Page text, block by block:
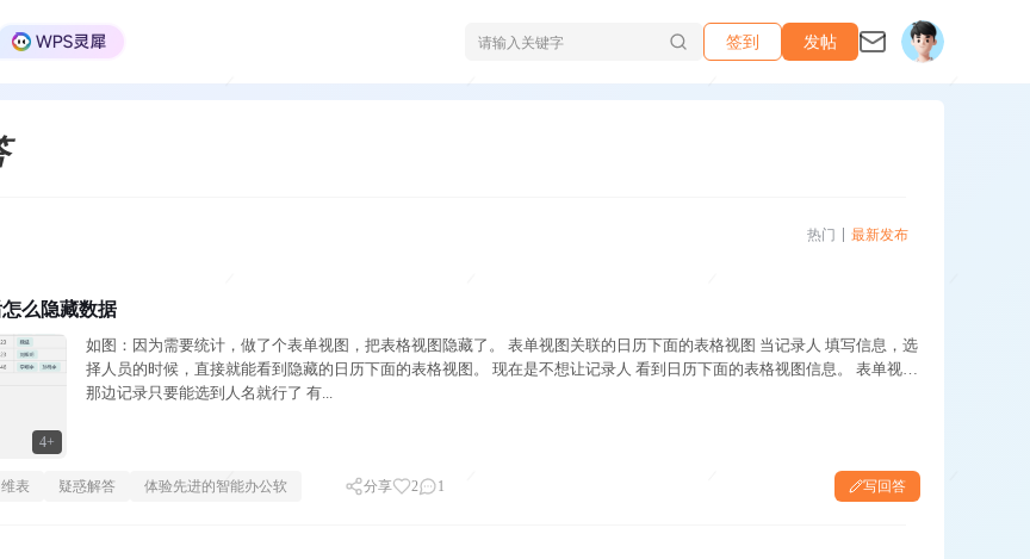
签到 发帖
热门 最新发布
么隐藏数据
4+
如图：因为需要统计，做了个表单视图，把表格视图隐藏了。 表单视图关联的日历下面的表格视图 当记录人 填写信息，选
择人员的时候，直接就能看到隐藏的日历下面的表格视图。 现在是不想让记录人 看到日历下面的表格视图信息。 表单视图
那边记录只要能选到人名就行了 有...
表 疑惑解答 体验先进的智能办公软 分享 2 1 写回答